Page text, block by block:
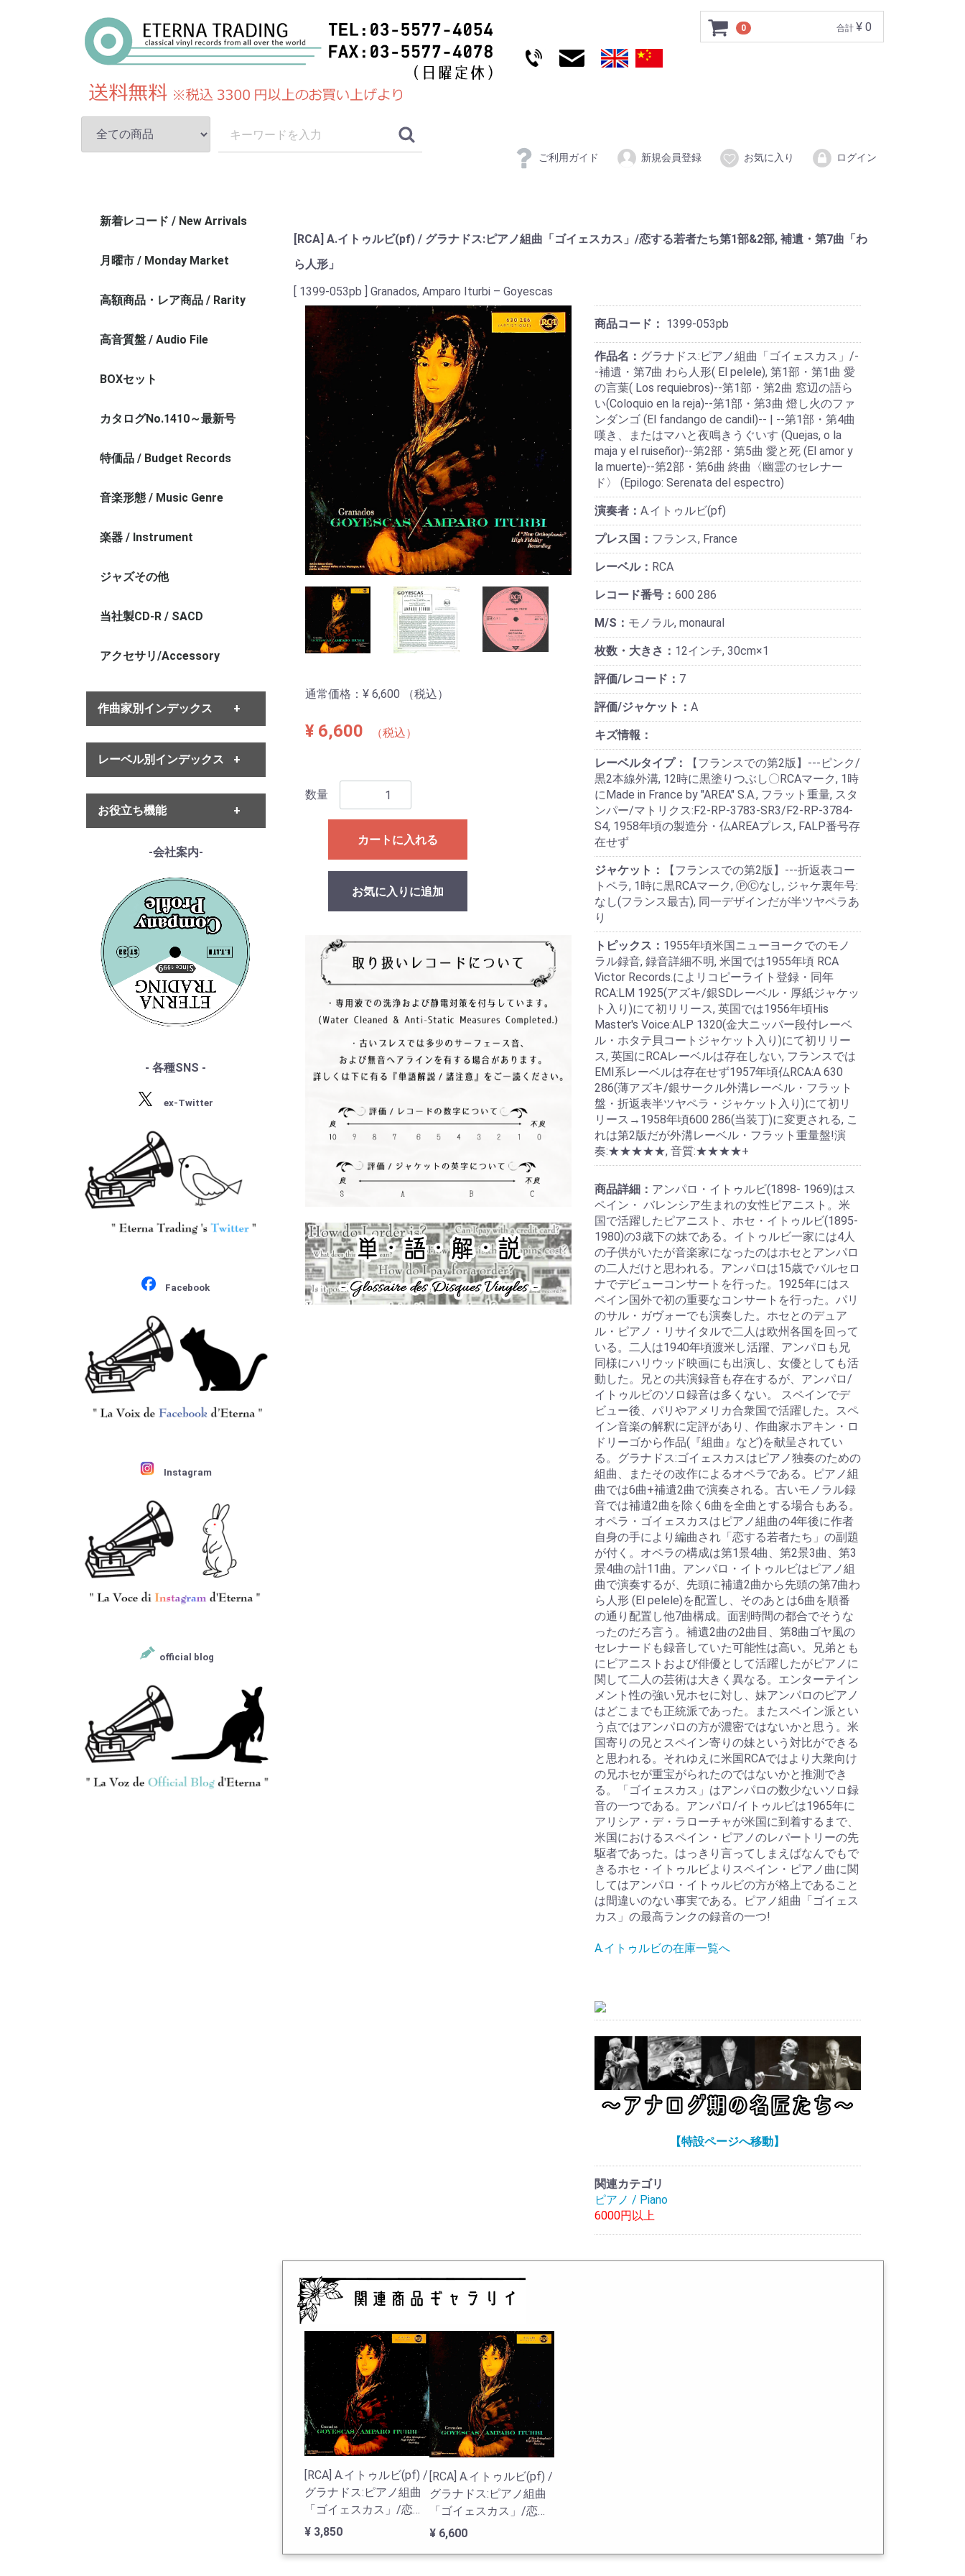
0 合計 ¥ 0
ご利用ガイド 新規会員登録 お気に入り ログイン
[RCA] A.イトゥルビ(pf) / グラナドス:ピアノ組曲「ゴイェスカス」/恋する若者たち第1部&2部, 補遺・第7曲「わ
ら人形」
[ 1399-053pb ] Granados, Amparo Iturbi – Goyescas
通常価格： ¥ 6,600 （税込）
¥ 6,600 （税込）
数量
カートに入れる
お気に入りに追加
商品コード： 1399-053pb
作品名： グラナドス:ピアノ組曲「ゴイェスカス」/-
-補遺・第7曲 わら人形( El pelele), 第1部・第1曲 愛
の言葉( Los requiebros)--第1部・第2曲 窓辺の語ら
い(Coloquio en la reja)--第1部・第3曲 燈し火のファ
ンダンゴ (El fandango de candil)-- | --第1部・第4曲
嘆き、またはマハと夜鳴きうぐいす (Quejas, o la
maja y el ruiseñor)--第2部・第5曲 愛と死 (El amor y
la muerte)--第2部・第6曲 終曲〈幽霊のセレナー
ド〉 (Epilogo: Serenata del espectro)
演奏者： A.イトゥルビ(pf)
プレス国： フランス, France
レーベル： RCA
レコード番号： 600 286
M/S： モノラル, monaural
枚数・大きさ： 12インチ, 30cm×1
評価/レコード： 7
評価/ジャケット： A
キズ情報：
レーベルタイプ：
【フランスでの第2版】---ピンク/
黒2本線外溝, 12時に黒塗りつぶし〇RCAマーク, 1時
にMade in France by "AREA" S.A., フラット重量, スタ
ンパー/マトリクス:F2-RP-3783-SR3/F2-RP-3784-
S4, 1958年頃の製造分・仏AREAプレス, FALP番号存
在せず
ジャケット：
【フランスでの第2版】---折返表コー
トペラ, 1時に黒RCAマーク, ⓅⒸなし, ジャケ裏年号:
なし(フランス最古), 同一デザインだが半ツヤペラあ
り
トピックス： 1955年頃米国ニューヨークでのモノ
ラル録音, 録音詳細不明, 米国では1955年頃 RCA
Victor Records.によリコピーライト登録・同年
RCA:LM 1925(アズキ/銀SDレーベル・厚紙ジャケッ
ト入り)にて初リリース, 英国では1956年頃His
Master's Voice:ALP 1320(金大ニッパー段付レーベ
ル・ホタテ貝コートジャケット入り)にて初リリー
ス, 英国にRCAレーベルは存在しない, フランスでは
EMI系レーベルは存在せず1957年頃仏RCA:A 630
286(薄アズキ/銀サークル外溝レーベル・フラット
盤・折返表半ツヤペラ・ジャケット入り)にて初リ
リース→1958年頃600 286(当装丁)に変更される, こ
れは第2版だが外溝レーベル・フラット重量盤!演
奏:★★★★★, 音質:★★★★+
商品詳細： アンパロ・イトゥルビ(1898- 1969)はス
ペイン・ バレンシア生まれの女性ピアニスト。米
国で活躍したピアニスト、ホセ・イトゥルビ(1895-
1980)の3歳下の妹である。イトゥルビ一家には4人
の子供がいたが音楽家になったのはホセとアンパロ
の二人だけと思われる。アンパロは15歳でバルセロ
ナでデビューコンサートを行った。1925年にはス
ペイン国外で初の重要なコンサートを行った。パリ
のサル・ガヴォーでも演奏した。ホセとのデュア
ル・ピアノ・リサイタルで二人は欧州各国を回って
いる。二人は1940年頃渡米し活躍、アンパロも兄
同様にハリウッド映画にも出演し、女優としても活
動した。兄との共演録音も存在するが、アンパロ/
イトゥルビのソロ録音は多くない。 スペインでデ
ビュー後、パリやアメリカ合衆国で活躍した。スペ
イン音楽の解釈に定評があり、作曲家ホアキン・ロ
ドリーゴから作品(『組曲』など)を献呈されてい
る。グラナドス:ゴイェスカスはピアノ独奏のための
組曲、またその改作によるオペラである。ピアノ組
曲では6曲+補遺2曲で演奏される。古いモノラル録
音では補遺2曲を除く6曲を全曲とする場合もある。
オペラ・ゴイェスカスはピアノ組曲の4年後に作者
自身の手により編曲され「恋する若者たち」の副題
が付く。オペラの構成は第1景4曲、第2景3曲、第3
景4曲の計11曲。アンパロ・イトゥルビはピアノ組
曲で演奏するが、先頭に補遺2曲から先頭の第7曲わ
ら人形 (El pelele)を配置し、そのあとは6曲を順番
の通り配置し他7曲構成。面割時間の都合でそうな
ったのだろ言う。補遺2曲の2曲目、第8曲ゴヤ風の
セレナードも録音していた可能性は高い。兄弟とも
にピアニストおよび俳優として活躍したがピアノに
関して二人の芸術は大きく異なる。エンターテイン
メント性の強い兄ホセに対し、妹アンパロのピアノ
はどこまでも正統派であった。またスペイン派とい
う点ではアンパロの方が濃密ではないかと思う。米
国寄りの兄とスペイン寄りの妹という対比ができる
と思われる。それゆえに米国RCAではより大衆向け
の兄ホセが重宝がられたのではないかと推測でき
る。「ゴイェスカス」はアンパロの数少ないソロ録
音の一つである。アンパロ/イトゥルビは1965年に
アリシア・デ・ラローチャが米国に到着するまで、
米国におけるスペイン・ピアノのレパートリーの先
駆者であった。はっきり言ってしまえばなんでもで
きるホセ・イトゥルビよりスペイン・ピアノ曲に関
してはアンパロ・イトゥルビの方が格上であること
は間違いのない事実である。ピアノ組曲「ゴイェス
カス」の最高ランクの録音の一つ!
A.イトゥルビの在庫一覧へ
【特設ページへ移動】
関連カテゴリ
ピアノ / Piano
6000円以上
[RCA] A.イトゥルビ(pf) /
グラナドス:ピアノ組曲
「ゴイェスカス」/恋す
る若者たち第1部&2部,
形」
¥ 3,850
[RCA] A.イトゥルビ(pf) /
グラナドス:ピアノ組曲
「ゴイェスカス」/恋す
る若者たち第1部&2部,
¥ 6,600
新着レコード / New Arrivals
月曜市 / Monday Market
高額商品・レア商品 / Rarity
高音質盤 / Audio File
BOXセット
カタログNo.1410～最新号
特価品 / Budget Records
お値打ちレコード（REG番台）
1000円以下
音楽形態 / Music Genre
楽器 / Instrument
ジャズその他
当社製CD-R / SACD
アクセサリ/Accessory
作曲家別インデックス
・バッハ
・ヘンデル
・モーツァルト
・ハイドン
・ベートーヴェン
・シューベルト
・シューマン
・リスト
・ワーグナー
・スメタナ
・シュトラウス家
・ブラームス
・サン・サーンス
・チャイコフスキー
・ドヴォルザーク
・グリーグ
・マーラー
・R.シュトラウス
・シベリウス
・スクリャービン
・ラフマニノフ
・ラヴェル
・バルトーク
・ストラヴィンスキー
・プロコフィエフ
・ショスタコーヴィチ
レーベル別インデックス
・ETERNA
・MELODIYA
・DECCA
・COLUMBIA
・PHILIPS
・SUPRAPHON
・クリュブ盤
・マイナー盤/プライベート盤
お役立ち機能
------各種ガイド------
・レコード洗浄ガイド
・単語の説明
・ルート案内
------特集ページ------
・『エテルナの芸術』
・『アナログ期の名匠たち』
・『デジタル録音の夜明け』
・『ソ連のオーケストラ』
-会社案内-
- 各種SNS -
ex-Twitter
Facebook
Instagram
official blog